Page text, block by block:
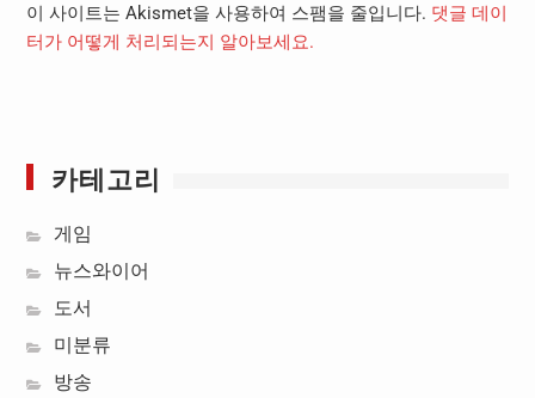
이 사이트는 Akismet을 사용하여 스팸을 줄입니다. 댓글 데이
터가 어떻게 처리되는지 알아보세요.
카테고리
게임
뉴스와이어
도서
미분류
방송